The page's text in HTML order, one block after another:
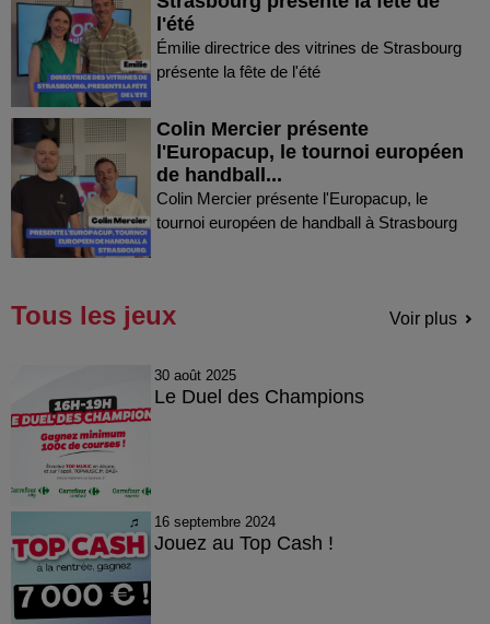
l'été
Émilie directrice des vitrines de Strasbourg
présente la fête de l'été
Colin Mercier présente
l'Europacup, le tournoi européen
de handball...
Colin Mercier présente l'Europacup, le
tournoi européen de handball à Strasbourg
Tous les jeux Voir plus
30 août 2025
Le Duel des Champions
16 septembre 2024
Jouez au Top Cash !